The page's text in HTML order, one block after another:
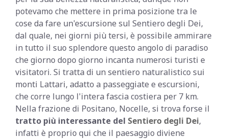
potevamo che mettere in prima posizione tra le
cose da fare un'escursione sul Sentiero degli Dei,
dal quale, nei giorni più tersi, è possibile ammirare
in tutto il suo splendore questo angolo di paradiso
che giorno dopo giorno incanta numerosi turisti e
visitatori. Si tratta di un sentiero naturalistico sui
monti Lattari, adatto a passeggiate e escursioni,
che corre lungo l'intera fascia costiera per 7 km.
Nella frazione di Positano, Nocelle, si trova forse il
tratto più interessante del Sentiero degli Dei,
infatti è proprio qui che il paesaggio diviene